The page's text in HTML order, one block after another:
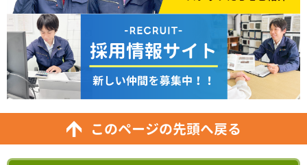
このページの先頭へ戻る